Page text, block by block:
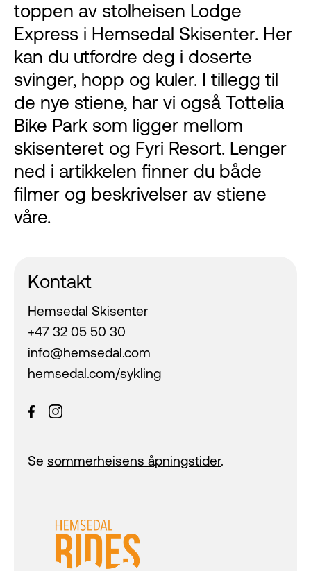
toppen av stolheisen Lodge
Express i Hemsedal Skisenter. Her
kan du utfordre deg i doserte
svinger, hopp og kuler. I tillegg til
de nye stiene, har vi også Tottelia
Bike Park som ligger mellom
skisenteret og Fyri Resort. Lenger
ned i artikkelen finner du både
filmer og beskrivelser av stiene
våre.
Kontakt
Hemsedal Skisenter
+47 32 05 50 30
info@hemsedal.com
hemsedal.com/sykling
Se sommerheisens åpningstider.